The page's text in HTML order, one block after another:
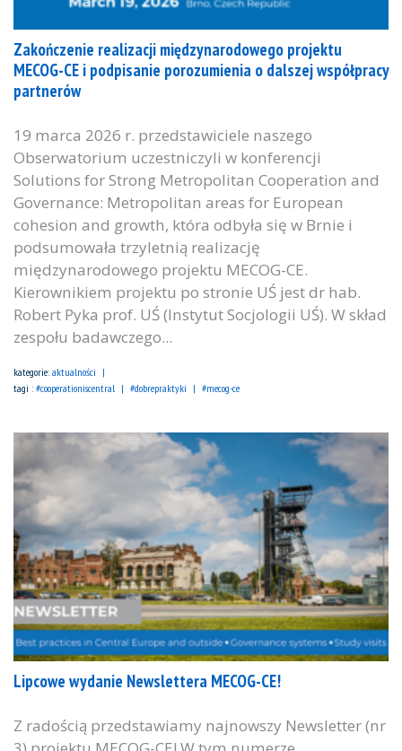
Zakończenie realizacji międzynarodowego projektu
MECOG-CE i podpisanie porozumienia o dalszej współpracy
partnerów
19 marca 2026 r. przedstawiciele naszego
Obserwatorium uczestniczyli w konferencji
Solutions for Strong Metropolitan Cooperation and
Governance: Metropolitan areas for European
cohesion and growth, która odbyła się w Brnie i
podsumowała trzyletnią realizację
międzynarodowego projektu MECOG-CE.
Kierownikiem projektu po stronie UŚ jest dr hab.
Robert Pyka prof. UŚ (Instytut Socjologii UŚ). W skład
zespołu badawczego...
kategorie: aktualności
tagi : #cooperationiscentral #dobrepraktyki #mecog-ce
Lipcowe wydanie Newslettera MECOG-CE!
Z radością przedstawiamy najnowszy Newsletter (nr